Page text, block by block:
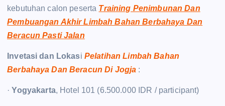
kebutuhan calon peserta Training Penimbunan Dan
Pembuangan Akhir Limbah Bahan Berbahaya Dan
Beracun Pasti Jalan
Invetasi dan Lokasi Pelatihan Limbah Bahan
Berbahaya Dan Beracun Di Jogja :
· Yogyakarta, Hotel 101 (6.500.000 IDR / participant)